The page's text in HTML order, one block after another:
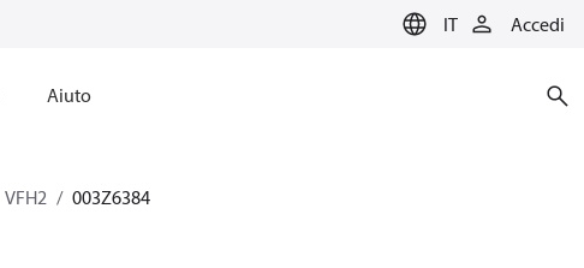
IT Accedi
Aiuto
VFH2 003Z6384